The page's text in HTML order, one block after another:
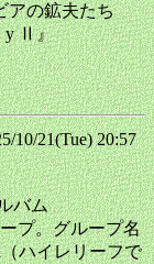
アの鉱夫たち
y Ⅱ』
10/21(Tue) 20:57
バム
プ。グループ名
（ハイレリーフで